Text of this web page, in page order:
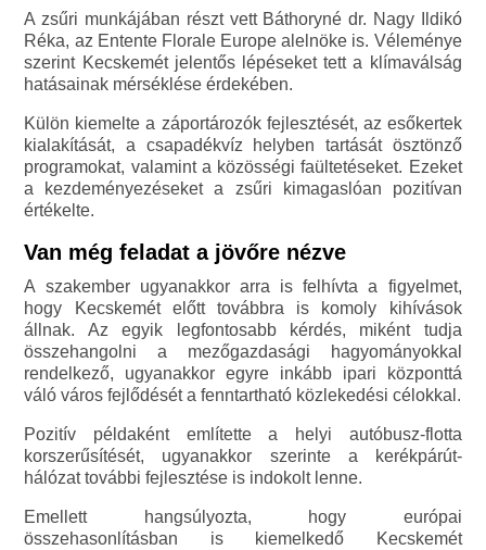
A zsűri munkájában részt vett Báthoryné dr. Nagy Ildikó
Réka, az Entente Florale Europe alelnöke is. Véleménye
szerint Kecskemét jelentős lépéseket tett a klímaválság
hatásainak mérséklése érdekében.
Külön kiemelte a záportározók fejlesztését, az esőkertek
kialakítását, a csapadékvíz helyben tartását ösztönző
programokat, valamint a közösségi faültetéseket. Ezeket
a kezdeményezéseket a zsűri kimagaslóan pozitívan
értékelte.
Van még feladat a jövőre nézve
A szakember ugyanakkor arra is felhívta a figyelmet,
hogy Kecskemét előtt továbbra is komoly kihívások
állnak. Az egyik legfontosabb kérdés, miként tudja
összehangolni a mezőgazdasági hagyományokkal
rendelkező, ugyanakkor egyre inkább ipari központtá
váló város fejlődését a fenntartható közlekedési célokkal.
Pozitív példaként említette a helyi autóbusz-flotta
korszerűsítését, ugyanakkor szerinte a kerékpárút-
hálózat további fejlesztése is indokolt lenne.
Emellett hangsúlyozta, hogy európai
összehasonlításban is kiemelkedő Kecskemét